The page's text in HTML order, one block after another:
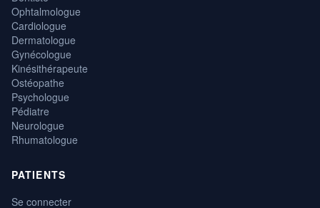
Ophtalmologue
Cardiologue
Dermatologue
Gynécologue
Kinésithérapeute
Ostéopathe
Psychologue
Pédiatre
Neurologue
Rhumatologue
PATIENTS
Se connecter